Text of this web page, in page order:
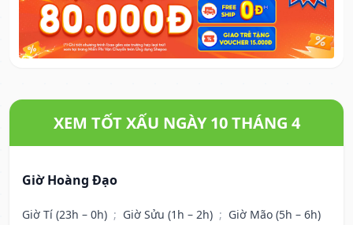
XEM TỐT XẤU NGÀY 10 THÁNG 4
Giờ Hoàng Đạo
Giờ Tí (23h – 0h) ; Giờ Sửu (1h – 2h) ; Giờ Mão (5h – 6h)